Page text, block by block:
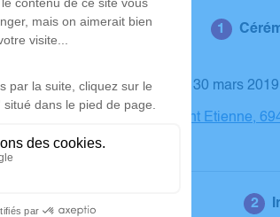
Le samedi 30 mars
Église Saint Etienne,